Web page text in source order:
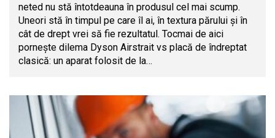
neted nu stă întotdeauna în produsul cel mai scump.
Uneori stă în timpul pe care îl ai, în textura părului și în
cât de drept vrei să fie rezultatul. Tocmai de aici
pornește dilema Dyson Airstrait vs placă de îndreptat
clasică: un aparat folosit de la…